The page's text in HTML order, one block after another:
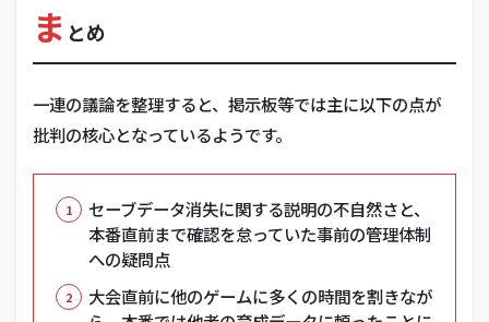
ま とめ
一連の議論を整理すると、掲示板等では主に以下の点が
批判の核心となっているようです。
セーブデータ消失に関する説明の不自然さと、
本番直前まで確認を怠っていた事前の管理体制
への疑問点
大会直前に他のゲームに多くの時間を割きなが